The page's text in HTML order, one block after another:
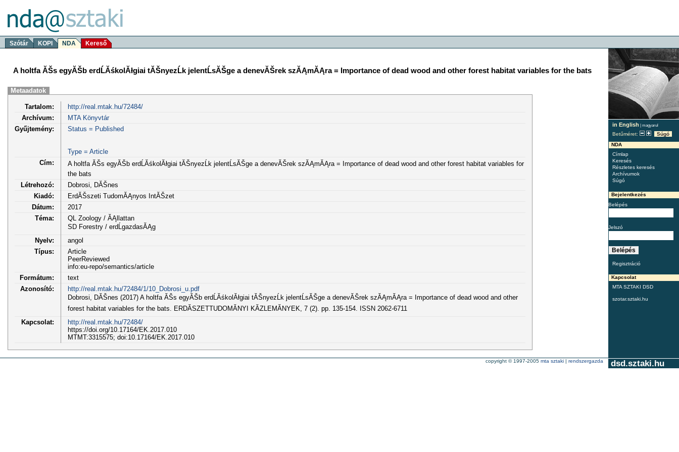
Szótár KOPI NDA Kereső
in English | magyarul
Betűméret:
Súgó
NDA
Címlap
Keresés
Részletes keresés
Archívumok
Súgó
Bejelentkezés
Belépés
Jelszó
Regisztráció
Kapcsolat
MTA SZTAKI DSD
szotar.sztaki.hu
A holtfa ĂŠs egyĂŠb erdĹĂśkolĂłgiai tĂŠnyezĹk jelentĹsĂŠge a denevĂŠrek szĂĄmĂĄra = Importance of dead wood and other forest habitat variables for the bats
Metaadatok
Tartalom:
http://real.mtak.hu/72484/
Archívum:
MTA Könyvtár
Gyűjtemény:
Status = Published
Type = Article
Cím:
A holtfa ĂŠs egyĂŠb erdĹĂśkolĂłgiai tĂŠnyezĹk jelentĹsĂŠge a denevĂŠrek szĂĄmĂĄra = Importance of dead wood and other forest habitat variables for
the bats
Létrehozó:
Dobrosi, DĂŠnes
Kiadó:
ErdĂŠszeti TudomĂĄnyos IntĂŠzet
Dátum:
2017
Téma:
QL Zoology / ĂĄllattan
SD Forestry / erdĹgazdasĂĄg
Nyelv:
angol
Típus:
Article
PeerReviewed
info:eu-repo/semantics/article
Formátum:
text
Azonosító:
http://real.mtak.hu/72484/1/10_Dobrosi_u.pdf
Dobrosi, DĂŠnes (2017) A holtfa ĂŠs egyĂŠb erdĹĂśkolĂłgiai tĂŠnyezĹk jelentĹsĂŠge a denevĂŠrek szĂĄmĂĄra = Importance of dead wood and other
forest habitat variables for the bats. ERDĂSZETTUDOMĂNYI KĂZLEMĂNYEK, 7 (2). pp. 135-154. ISSN 2062-6711
Kapcsolat:
http://real.mtak.hu/72484/
https://doi.org/10.17164/EK.2017.010
MTMT:3315575; doi:10.17164/EK.2017.010
dsd.sztaki.hu
copyright © 1997-2005 mta sztaki | rendszergazda